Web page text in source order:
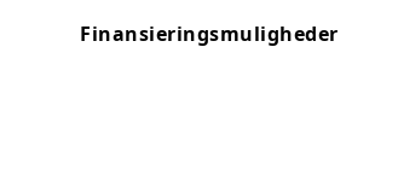
Finansieringsmuligheder